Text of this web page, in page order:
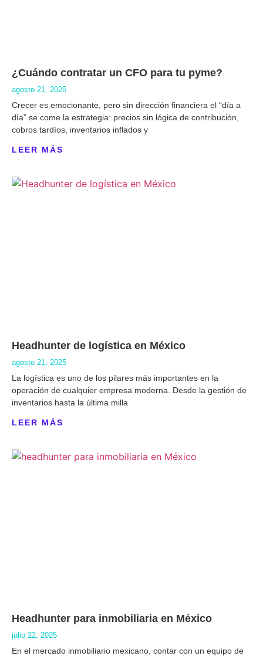
¿Cuándo contratar un CFO para tu pyme?
agosto 21, 2025
Crecer es emocionante, pero sin dirección financiera el “día a
día” se come la estrategia: precios sin lógica de contribución,
cobros tardíos, inventarios inflados y
LEER MÁS
Headhunter de logística en México
agosto 21, 2025
La logística es uno de los pilares más importantes en la
operación de cualquier empresa moderna. Desde la gestión de
inventarios hasta la última milla
LEER MÁS
Headhunter para inmobiliaria en México
julio 22, 2025
En el mercado inmobiliario mexicano, contar con un equipo de